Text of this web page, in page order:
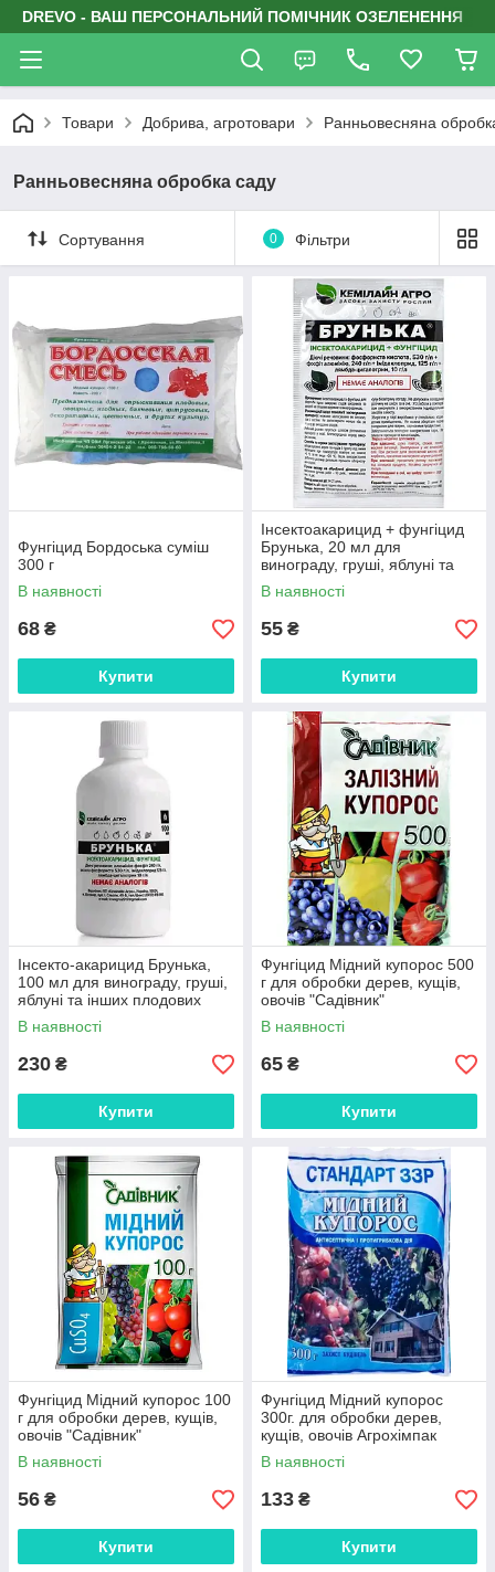
DREVO - ВАШ ПЕРСОНАЛЬНИЙ ПОМІЧНИК ОЗЕЛЕНЕННЯ
Товари Добрива, агротовари Ранньовесняна
Ранньовесняна обробка саду
Сортування 0 Фільтри
Фунгіцид Бордоська суміш
300 г
В наявності
68 ₴
Купити
Інсектоакарицид + фунгіцид
Брунька, 20 мл для
винограду, груші, яблуні та
інших плодових Кемилайн
Агро
В наявності
55 ₴
Купити
Інсекто-акарицид Брунька,
100 мл для винограду, груші,
яблуні та інших плодових
Кемилайн Агро
В наявності
230 ₴
Купити
Фунгіцид Мідний купорос 500
г для обробки дерев, кущів,
овочів "Садівник"
В наявності
65 ₴
Купити
Фунгіцид Мідний купорос 100
г для обробки дерев, кущів,
овочів "Садівник"
В наявності
56 ₴
Купити
Фунгіцид Мідний купорос
300г. для обробки дерев,
кущів, овочів Агрохімпак
В наявності
133 ₴
Купити